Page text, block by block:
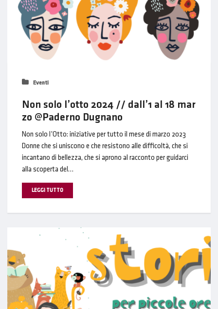
Eventi
Non solo l’otto 2024 // dall’1 al 18 mar
zo @Paderno Dugnano
Non solo l’Otto: iniziative per tutto il mese di marzo 2023
Donne che si uniscono e che resistono alle difficoltà, che si
incantano di bellezza, che si aprono al racconto per guidarci
alla scoperta del…
LEGGI TUTTO